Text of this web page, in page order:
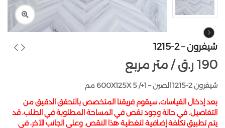
شيفرون – 2-1215
متر مربع / 190 ر.ق
شيفرون 2-1215 الصين – 600X125X 5 /+1 مم
بعد إدخال القياسات، سيقوم فريقنا المتخصص بالتحقق الدقيق من
التفاصيل. في حالة وجود نقص في المساحة المطلوبة في الطلب، قد
يتم تطبيق تكلفة إضافية لتغطية هذا النقص. وعلى الجانب الآخر، في